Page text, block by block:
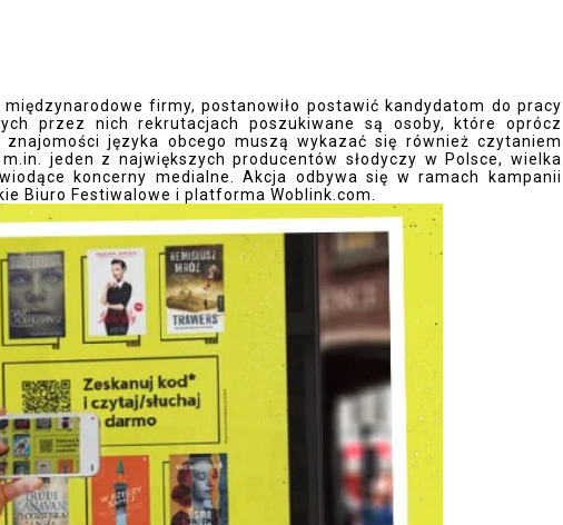
firmy, postanowiło postawić kandydatom do pracy
przez nich rekrutacjach poszukiwane są osoby, które oprócz
języka obcego muszą wykazać się również czytaniem
jeden z największych producentów słodyczy w Polsce, wielka
koncerny medialne. Akcja odbywa się w ramach kampanii
Biuro Festiwalowe i platforma Woblink.com.